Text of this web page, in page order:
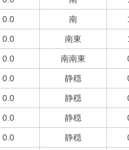
0.0 南
0.0 南東
0.0 南南東
0.0 静穏
0.0 静穏
0.0 静穏
0.0 静穏